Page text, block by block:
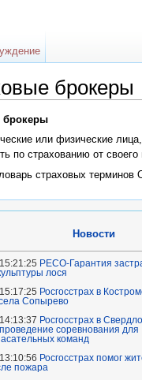
брокеры
брокеры
или физические
по страхованию от
страховых
Новости
РЕСО-Гарантия
лося
Росгосстрах в
Сопырево
Росгосстрах в
соревнования для
команд
Росгосстрах помог
пожара